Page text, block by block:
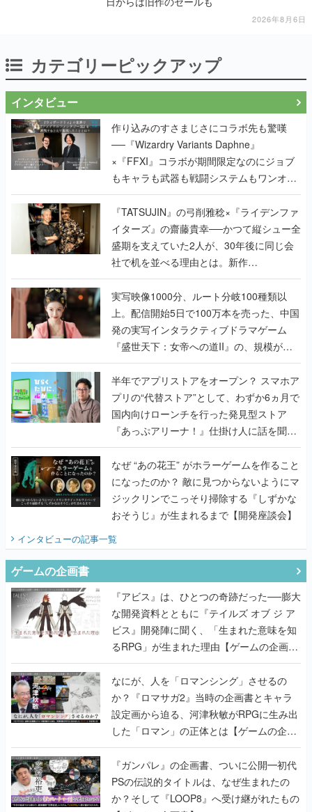
2026年8月6日
カテゴリーピックアップ
インタビュー
作り込みのすさまじさにコラボ先も驚嘆
──『Wizardry Variants Daphne』
×『FFXI』コラボが期間限定なのにジョブ
もキャラも武器も戦闘システムもワンオフ
で作り込まれた理由を両ディレクターに聞
く
『TATSUJIN』の弓削雅稔×『ライデンファ
イターズ』の齋藤貴幸──かつて縦シュー全
盛期を支えていた2人が、30年後に同じ会
社で机を並べる理由とは。新作
『TATSUJIN EXTREME』で初タッグを組
んだレジェンド2人に訊く開発秘話
実写映像1000分、ルート分岐100種類以
上。配信開始5日で100万本を売った、中国
発の実写インタラクティブドラマゲーム
『盛世天下：女帝への道II』の、規模が違
うこだわりをプロデューサーに聞いた
半年でアプリストアをオープン？ スマホア
プリの“代替ストア”として、わずか6ヵ月で
国内向けローンチを行った発見型ストア
『あっぷアリーナ！』仕掛け人に話を聞い
てみた
なぜ “あの花王” がホラーゲームを作ること
になったのか？ 敵に見つからないようにマ
ジックリンでこっそり掃除する『しずかな
おそうじ』が生まれるまで【開発座談会】
インタビューの記事一覧
ゲームの企画書
『アビス』は、ひとつの奇跡だった──膨大
な開発資料とともに『テイルズ オブ ジ ア
ビス』開発陣に聞く、「生まれた意味を知
るRPG」が生まれた理由【ゲームの企画
書】
なにが、人を「ロマンシング」させるの
か？『ロマサガ2』当時の企画書とキャラ
設定画から迫る、河津秋敏がRPGに生み出
した「ロマン」の正体とは【ゲームの企画
書】
『ガンパレ』の企画書、ついに公開━初代
PSの伝説的タイトルは、なぜ生まれたの
か？そして『LOOP8』へ受け継がれたもの